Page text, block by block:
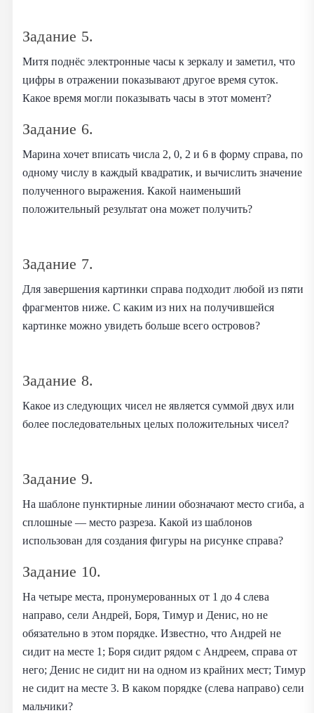
Задание 5.
Митя поднёс электронные часы к зеркалу и заметил, что
цифры в отражении показывают другое время суток.
Какое время могли показывать часы в этот момент?
Задание 6.
Марина хочет вписать числа 2, 0, 2 и 6 в форму справа, по
одному числу в каждый квадратик, и вычислить значение
полученного выражения. Какой наименьший
положительный результат она может получить?
Задание 7.
Для завершения картинки справа подходит любой из пяти
фрагментов ниже. С каким из них на получившейся
картинке можно увидеть больше всего островов?
Задание 8.
Какое из следующих чисел не является суммой двух или
более последовательных целых положительных чисел?
Задание 9.
На шаблоне пунктирные линии обозначают место сгиба, а
сплошные — место разреза. Какой из шаблонов
использован для создания фигуры на рисунке справа?
Задание 10.
На четыре места, пронумерованных от 1 до 4 слева
направо, сели Андрей, Боря, Тимур и Денис, но не
обязательно в этом порядке. Известно, что Андрей не
сидит на месте 1; Боря сидит рядом с Андреем, справа от
него; Денис не сидит ни на одном из крайних мест; Тимур
не сидит на месте 3. В каком порядке (слева направо) сели
мальчики?